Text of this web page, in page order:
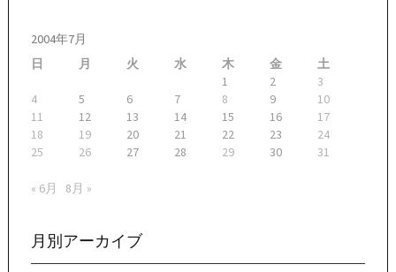
2004年7月
日
月 火 水 木 金
土
1
2
3
4
5 6 7 8 9
10
11
12 13 14 15 16
17
18
19 20 21 22 23
24
25
26 27 28 29 30 31
« 6月 8月 »
月別アーカイブ